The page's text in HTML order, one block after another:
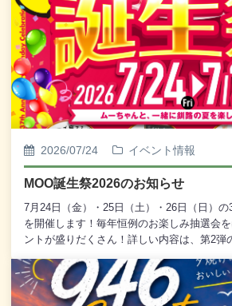
2026/07/24 イベント情報
MOO誕生祭2026のお知らせ
7月24日（金）・25日（土）・26日（日）
を開催します！毎年恒例のお楽しみ抽選会
ントが盛りだくさん！詳しい内容は、第2弾